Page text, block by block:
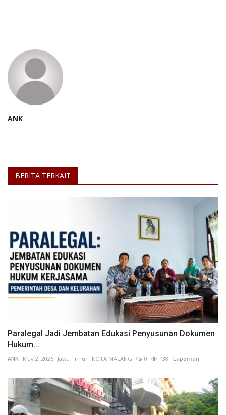
ANK
BERITA TERKAIT
Paralegal Jadi Jembatan Edukasi Penyusunan Dokumen
Hukum...
ANK May 2, 2026 Jawa Timur KOTA MALANG 0 138 Laporkan